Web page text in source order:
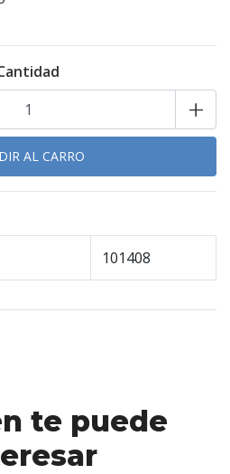
+
101408
te puede